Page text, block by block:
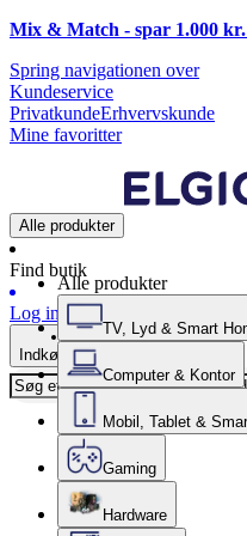
Mix & Match - spar 1.000
Spring navigationen over
Kundeservice
PrivatkundeErhvervskunde
Mine favoritter
Alle produkter
Find butik
Log ind
Indkøbskurv
Alle produkter
TV, Lyd & Smart
Computer & Kontor
Mobil, Tablet &
Gaming
Hardware